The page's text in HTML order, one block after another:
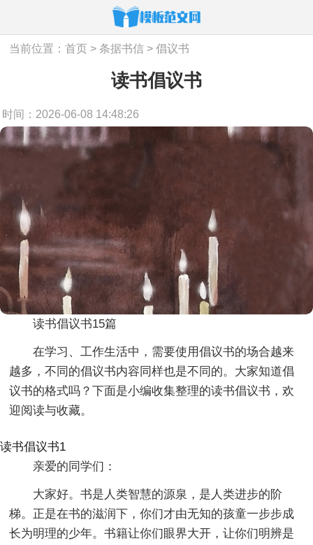
当前位置：首页 >条据书信 >倡议书
读书倡议书
时间：2026-06-08 14:48:26
读书倡议书15篇
在学习、工作生活中，需要使用倡议书的场合越来
越多，不同的倡议书内容同样也是不同的。大家知道倡
议书的格式吗？下面是小编收集整理的读书倡议书，欢
迎阅读与收藏。
读书倡议书1
亲爱的同学们：
大家好。书是人类智慧的源泉，是人类进步的阶
梯。正是在书的滋润下，你们才由无知的孩童一步步成
长为明理的少年。书籍让你们眼界大开，让你们明辨是